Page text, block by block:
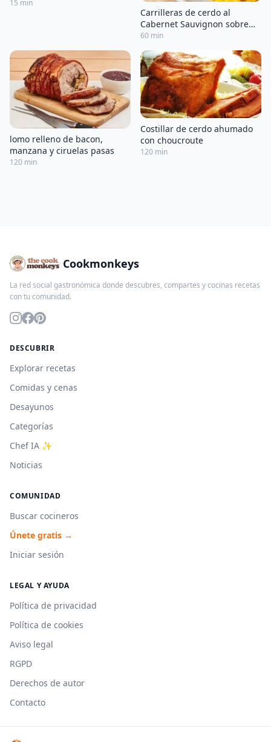
15 min
Carrilleras de cerdo al
Cabernet Sauvignon sobre
parmentier de boniato
60 min
lomo relleno de bacon,
manzana y ciruelas pasas
120 min
Costillar de cerdo ahumado
con choucroute
120 min
Cookmonkeys
La red social gastronómica donde descubres, compartes y cocinas recetas
con tu comunidad.
DESCUBRIR
Explorar recetas
Comidas y cenas
Desayunos
Categorías
Chef IA ✨
Noticias
COMUNIDAD
Buscar cocineros
Únete gratis →
Iniciar sesión
LEGAL Y AYUDA
Política de privacidad
Política de cookies
Aviso legal
RGPD
Derechos de autor
Contacto